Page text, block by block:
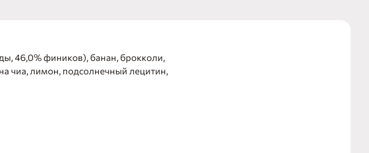
46,0% фиников), банан, брокколи,
чиа, лимон, подсолнечный лецитин,